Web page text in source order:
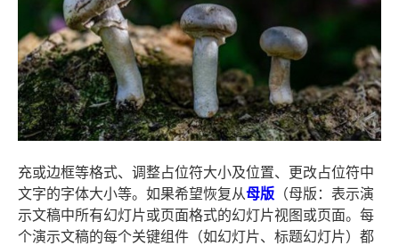
充或边框等格式、调整占位符大小及位置、更改占位符中
文字的字体大小等。如果希望恢复从母版 （母版：表示演
示文稿中所有幻灯片或页面格式的幻灯片视图或页面。每
个演示文稿的每个关键组件（如幻灯片、标题幻灯片）都